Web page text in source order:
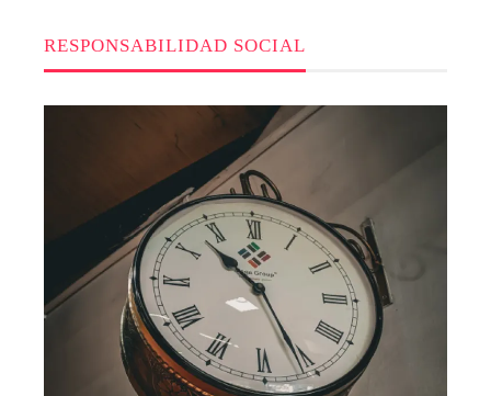
RESPONSABILIDAD SOCIAL